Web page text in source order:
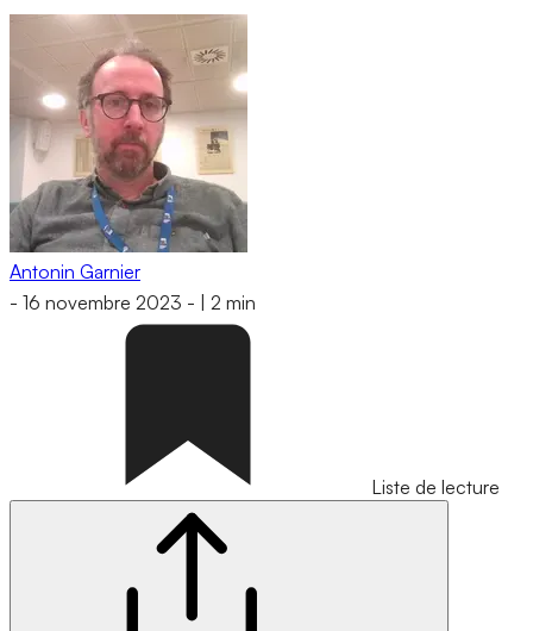
Antonin Garnier
- 16 novembre 2023 - 2 min
Liste de lecture